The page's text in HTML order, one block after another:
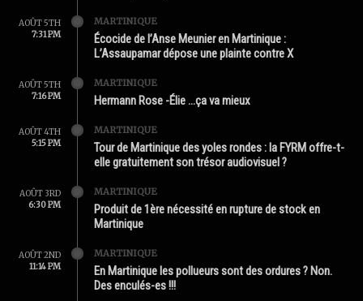
AOÛT 5TH
7:31 PM
MARTINIQUE
Écocide de l’Anse Meunier en Martinique :
L’Assaupamar dépose une plainte contre X
AOÛT 5TH
7:16 PM
MARTINIQUE
Hermann Rose -Élie …ça va mieux
AOÛT 4TH
5:15 PM
MARTINIQUE
Tour de Martinique des yoles rondes : la FYRM offre-t-
elle gratuitement son trésor audiovisuel ?
AOÛT 3RD
6:30 PM
MARTINIQUE
Produit de 1ère nécessité en rupture de stock en
Martinique
AOÛT 2ND
11:14 PM
MARTINIQUE
En Martinique les pollueurs sont des ordures ? Non.
Des enculés-es !!!